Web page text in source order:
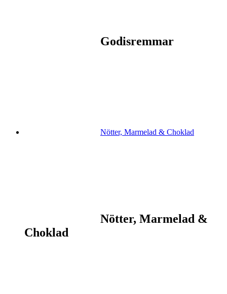
Godisremmar
Nötter, Marmelad & Choklad
Nötter, Marmelad &
Choklad